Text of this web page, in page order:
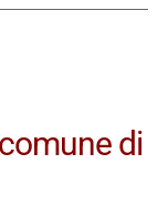
di